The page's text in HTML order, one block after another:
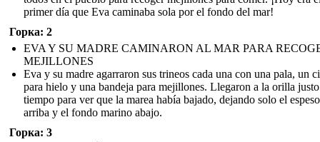
primer día que Eva caminaba sola por el fondo del mar!
Горка: 2
EVA Y SU MADRE CAMINARON AL MAR PARA
MEJILLONES
Eva y su madre agarraron sus trineos cada una con una pala, un
para hielo y una bandeja para mejillones. Llegaron a la orilla
tiempo para ver que la marea había bajado, dejando solo el
arriba y el fondo marino abajo.
Горка: 3